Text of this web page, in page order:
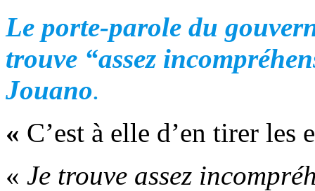
Le porte-parole du
trouve “assez
Jouano.
« C’est à elle d’en tirer les
« Je trouve assez